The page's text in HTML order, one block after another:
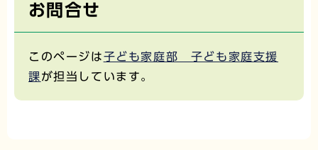
お問合せ
このページは子ども家庭部 子ども家庭支援
課が担当しています。